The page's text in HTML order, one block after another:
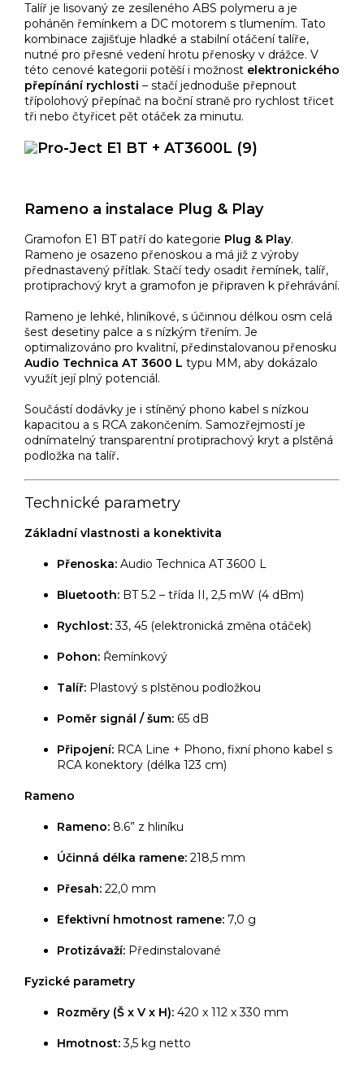
Talíř je lisovaný ze zesíleného ABS polymeru a je
poháněn řemínkem a DC motorem s tlumením. Tato
kombinace zajišťuje hladké a stabilní otáčení talíře,
nutné pro přesné vedení hrotu přenosky v drážce. V
této cenové kategorii potěší i možnost elektronického
přepínání rychlosti – stačí jednoduše přepnout
třípolohový přepínač na boční straně pro rychlost třicet
tři nebo čtyřicet pět otáček za minutu.
Rameno a instalace Plug & Play
Gramofon E1 BT patří do kategorie Plug & Play.
Rameno je osazeno přenoskou a má již z výroby
přednastavený přítlak. Stačí tedy osadit řemínek, talíř,
protiprachový kryt a gramofon je připraven k přehrávání.
Rameno je lehké, hliníkové, s účinnou délkou osm celá
šest desetiny palce a s nízkým třením. Je
optimalizováno pro kvalitní, předinstalovanou přenosku
Audio Technica AT 3600 L typu MM, aby dokázalo
využít její plný potenciál.
Součástí dodávky je i stíněný phono kabel s nízkou
kapacitou a s RCA zakončením. Samozřejmostí je
odnímatelný transparentní protiprachový kryt a plstěná
podložka na talíř.
Technické parametry
Základní vlastnosti a konektivita
Přenoska: Audio Technica AT 3600 L
Bluetooth: BT 5.2 – třída II, 2,5 mW (4 dBm)
Rychlost:33, 45 (elektronická změna otáček)
Pohon: Řemínkový
Talíř: Plastový s plstěnou podložkou
Poměr signál / šum: 65 dB
Připojení: RCA Line + Phono, fixní phono kabel s
RCA konektory (délka 123 cm)
Rameno
Rameno: 8.6” z hliníku
Účinná délka ramene: 218,5 mm
Přesah: 22,0 mm
Efektivní hmotnost ramene: 7,0 g
Protizávaží: Předinstalované
Fyzické parametry
Rozměry (Š x V x H): 420 x 112 x 330 mm
Hmotnost:3,5 kg netto